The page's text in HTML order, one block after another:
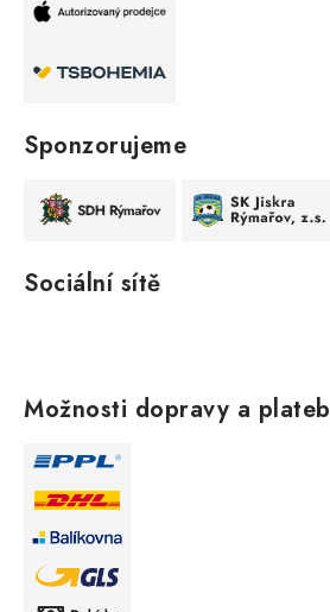
Sponzorujeme
Sociální sítě
Možnosti dopravy a plateb